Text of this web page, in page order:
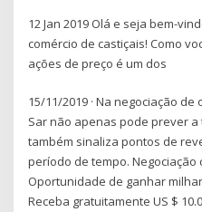
12 Jan 2019 Olá e seja bem-
comércio de castiçais! Como
ações de preço é um dos
15/11/2019 · Na negociação
Sar não apenas pode prever
também sinaliza pontos de
período de tempo. Negociação
Oportunidade de ganhar
Receba gratuitamente US $